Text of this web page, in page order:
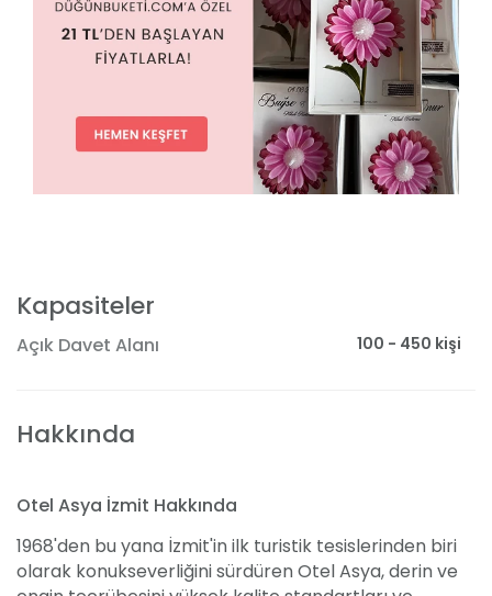
Kapasiteler
Açık Davet Alanı 100 - 450 kişi
Hakkında
Otel Asya İzmit Hakkında
1968'den bu yana İzmit'in ilk turistik tesislerinden biri
olarak konukseverliğini sürdüren Otel Asya, derin ve